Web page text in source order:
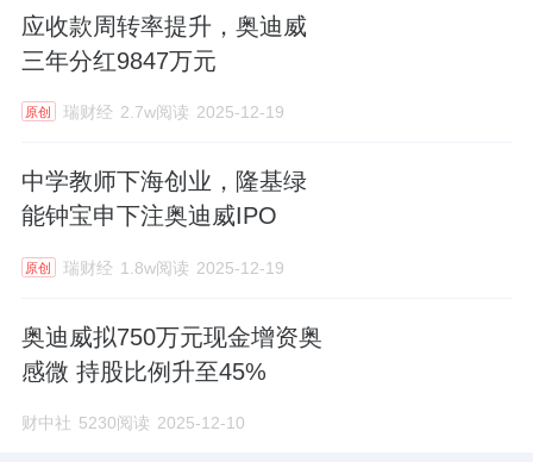
应收款周转率提升，奥迪威
三年分红9847万元
原创 瑞财经 2.7w阅读 2025-12-19
中学教师下海创业，隆基绿
能钟宝申下注奥迪威IPO
原创 瑞财经 1.8w阅读 2025-12-19
奥迪威拟750万元现金增资奥
感微 持股比例升至45%
财中社 5230阅读 2025-12-10